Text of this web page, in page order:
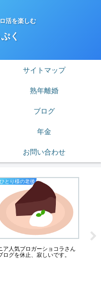
活を楽しむ
く
サイトマップ
熟年離婚
ブログ
年金
お問い合わせ
とり様の老後
ア人気ブロガーショコラさん
ログを休止、寂しいです。